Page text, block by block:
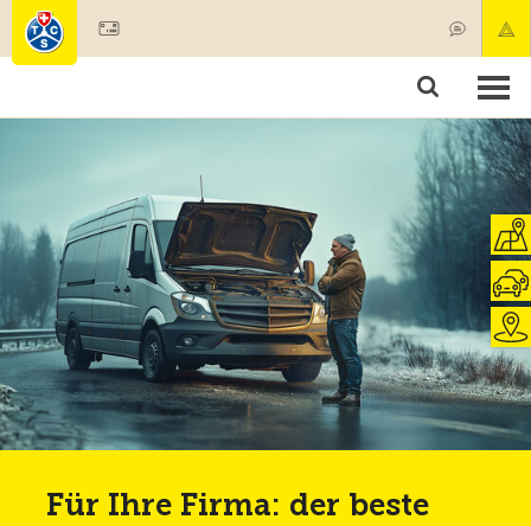
Produkte & Angebote
Für Ihre Firma: der beste